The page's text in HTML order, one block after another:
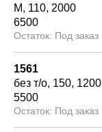
М
110 2000
6500
Под заказ
1561
без т/о 150 1200
5500
Под заказ